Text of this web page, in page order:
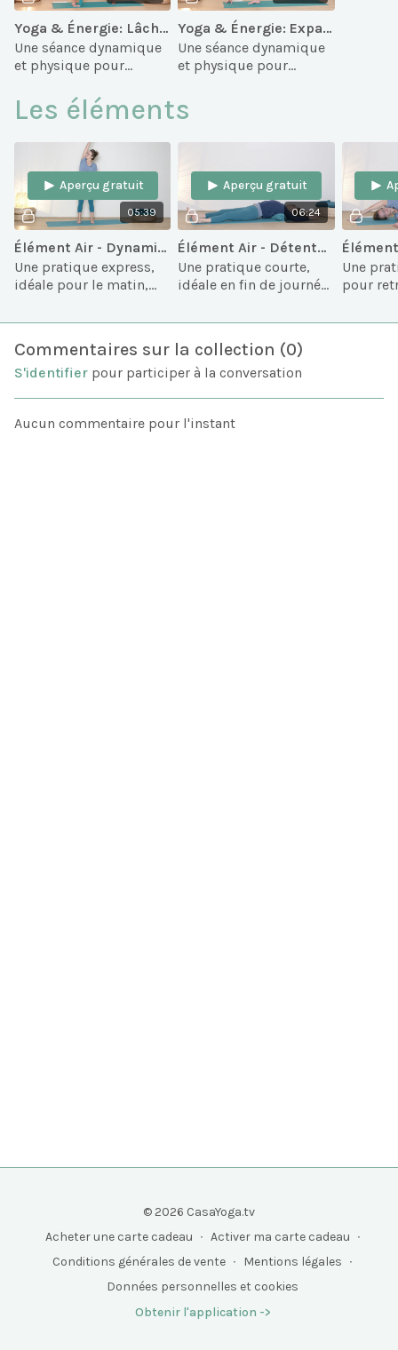
Yoga & Énergie: Lâcher-prise
Une séance dynamique
et physique pour
profondément.
Yoga & Énergie: Expansion
Une séance dynamique
et physique pour
sensation d'expansion
et cultiver Prana, notre
Les éléments
05:39
Aperçu gratuit
Élément Air - Dynamique - 5 min
Une pratique express,
idéale pour le matin,
inspiration et
l'élément Air.
06:24
Aperçu gratuit
Élément Air - Détente - 5 min
Une pratique courte,
idéale en fin de journée
respiration et retrouver
Une
pour
Commentaires sur la collection (0)
S'identifier pour participer à la conversation
Aucun commentaire pour l'instant
© 2026 CasaYoga.tv
Acheter une carte cadeau ∙ Activer ma carte cadeau ∙
Conditions générales de vente ∙ Mentions légales ∙
Données personnelles et cookies
Obtenir l'application ->